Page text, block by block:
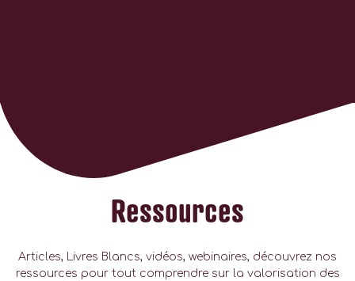
Ressources
Articles, Livres Blancs, vidéos, webinaires, découvrez nos
ressources pour tout comprendre sur la valorisation des